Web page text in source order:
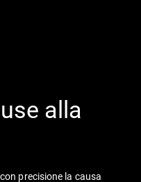
alla
precisione la causa